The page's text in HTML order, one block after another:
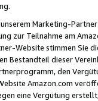
Marketing-
zur Teilnahme am
Website stimmen Sie
Bestandteil dieser
den
Amazon.com
eine Vergütung